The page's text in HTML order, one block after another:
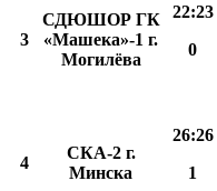
3
СДЮШОР ГК
«Машека»-1 г.
Могилёва
22:23
0
4
СКА-2 г.
Минска
26:26
1